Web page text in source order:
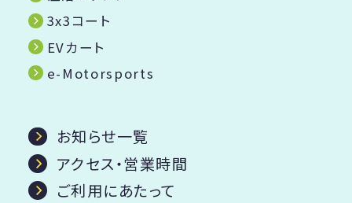
3x3コート
EVカート
e-Motorsports
お知らせ一覧
アクセス・営業時間
ご利用にあたって